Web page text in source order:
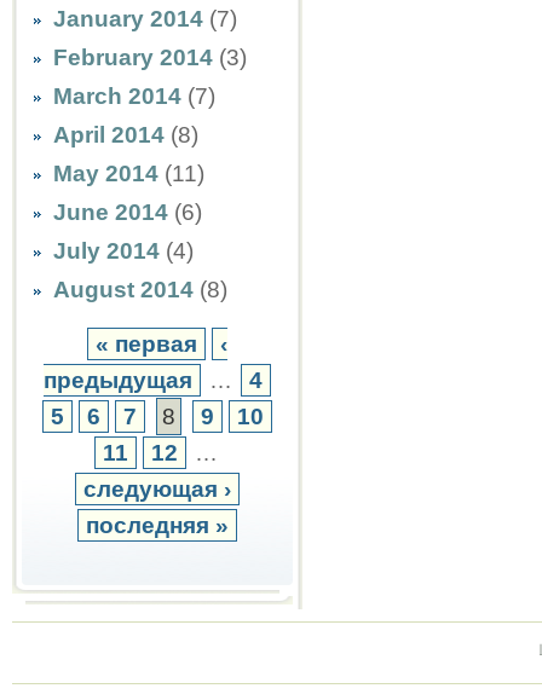
January 2014 (7)
February 2014 (3)
March 2014 (7)
April 2014 (8)
May 2014 (11)
June 2014 (6)
July 2014 (4)
August 2014 (8)
« первая
‹
предыдущая
…
4
5
6 7 8 9
10
11
12
…
следующая ›
последняя »